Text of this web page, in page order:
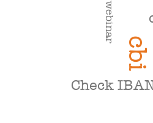
cbi
Check
webinar